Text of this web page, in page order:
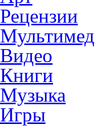
Рецензии
Видео
Книги
Музыка
Игры